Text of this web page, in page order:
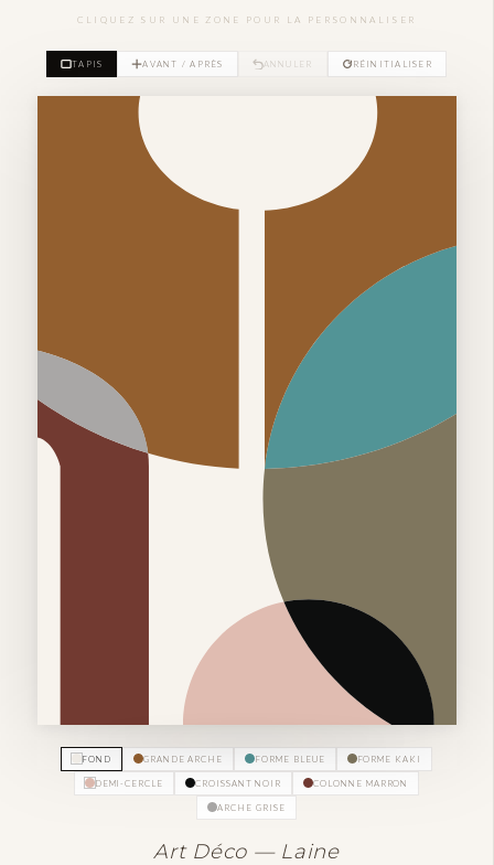
CLIQUEZ SUR UNE ZONE POUR LA PERSONNALISER
TAPIS AVANT / APRÈS ANNULER RÉINITIALISER
FOND GRANDE ARCHE FORME BLEUE FORME KAKI
DEMI-CERCLE CROISSANT NOIR COLONNE MARRON
ARCHE GRISE
Art Déco — Laine